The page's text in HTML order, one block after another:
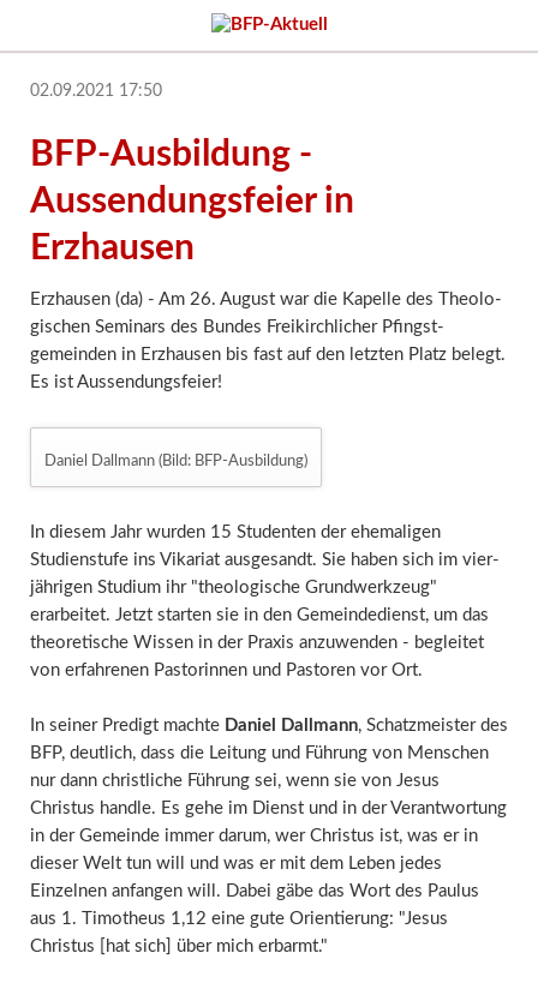
02.09.2021 17:50
BFP-Ausbildung -
Aussendungsfeier in
Erzhausen
Erzhausen (da) - Am 26. August war die Kapelle des Theolo­
gischen Seminars des Bundes Freikirch­licher Pfingst­
gemeinden in Erz­hausen bis fast auf den letzten Platz belegt.
Es ist Aussendungs­feier!
Daniel Dallmann (Bild: BFP-Ausbildung)
In diesem Jahr wurden 15 Studenten der ehe­maligen
Studien­stufe ins Vikariat ausgesandt. Sie haben sich im vier­
jährigen Studium ihr "theologische Grundwerkzeug"
erarbeitet. Jetzt starten sie in den Gemeinde­dienst, um das
theoretische Wissen in der Praxis anzu­wenden - begleitet
von erfahrenen Pastorinnen und Pastoren vor Ort.
In seiner Predigt machte Daniel Dallmann, Schatz­meister des
BFP, deutlich, dass die Leit­ung und Führ­ung von Menschen
nur dann christliche Führ­ung sei, wenn sie von Jesus
Christus handle. Es gehe im Dienst und in der Verant­wort­ung
in der Gemeinde immer darum, wer Christus ist, was er in
dieser Welt tun will und was er mit dem Leben jedes
Einzelnen an­fangen will. Dabei gäbe das Wort des Paulus
aus 1. Timotheus 1,12 eine gute Orientierung: "Jesus
Christus [hat sich] über mich erbarmt."